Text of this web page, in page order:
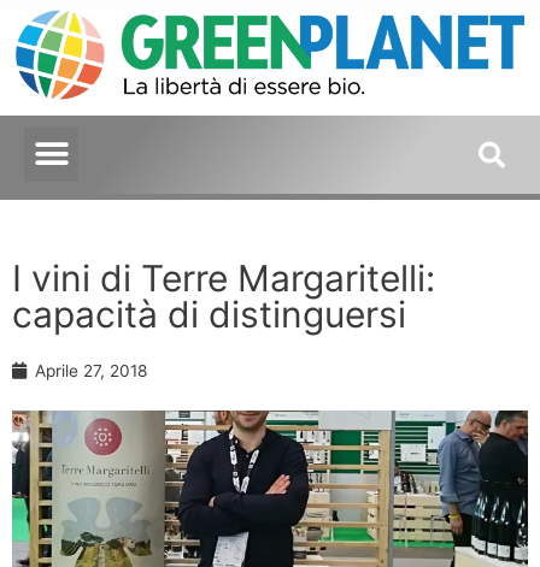
I vini di Terre Margaritelli:
capacità di distinguersi
Aprile 27, 2018